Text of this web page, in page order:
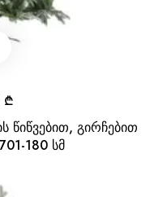
წიწვებით, გირჩებით
180 სმ
₾